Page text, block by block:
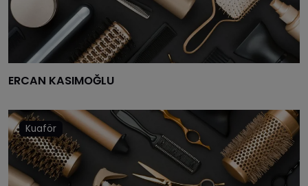
YALOVA
KARABÜK
KILIS
OSMANIYE
DÜZCE
ERCAN KASIMOĞLU
Kuaför